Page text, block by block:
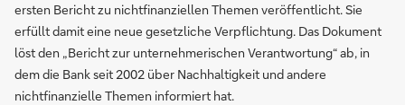
ersten Bericht zu nichtfinanziellen Themen veröffentlicht. Sie
erfüllt damit eine neue gesetzliche Verpflichtung. Das Dokument
löst den „Bericht zur unternehmerischen Verantwortung“ ab, in
dem die Bank seit 2002 über Nachhaltigkeit und andere
nichtfinanzielle Themen informiert hat.